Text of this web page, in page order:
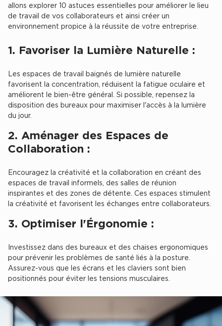
Achat d'Entrepôts / Activités en Ille-et-Vilaine
Achat d'Entrepôts / Activités à Lyon
Achat d'Entrepôts / Activités à Aubagne
Achat d'Entrepôts / Activités à Dijon
Collections d'Entrepôts / Activités
Entrepôts et Locaux d'activités indépendants
Entrepôts et Locaux d'activités avec quai de
Location de plateformes Logistique
Location de plateformes Logistique à Amiens
Location de plateformes Logistique à Marseille
Location de plateformes Logistique à Le Havre
Achat de plateformes Logistique
Achat de plateformes Logistique en Bretagne
allons explorer 10 astuces essentielles pour améliorer le lieu
de travail de vos collaborateurs et ainsi créer un
environnement propice à la réussite de votre entreprise.
1. Favoriser la Lumière Naturelle :
Les espaces de travail baignés de lumière naturelle
favorisent la concentration, réduisent la fatigue oculaire et
améliorent le bien-être général. Si possible, repensez la
disposition des bureaux pour maximiser l'accès à la lumière
du jour.
2. Aménager des Espaces de
Collaboration :
Encouragez la créativité et la collaboration en créant des
espaces de travail informels, des salles de réunion
inspirantes et des zones de détente. Ces espaces stimulent
la créativité et favorisent les échanges entre collaborateurs.
3. Optimiser l'Érgonomie :
Investissez dans des bureaux et des chaises ergonomiques
pour prévenir les problèmes de santé liés à la posture.
Assurez-vous que les écrans et les claviers sont bien
positionnés pour éviter les tensions musculaires.